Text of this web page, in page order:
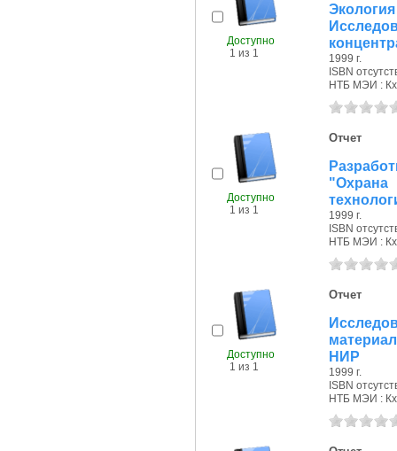
Доступно
1 из 1
1999 г.
ISBN
НТБ МЭИ : Кх
Доступно
1 из 1
Отчет
1999 г.
ISBN
НТБ МЭИ : Кх
Доступно
1 из 1
Отчет
НИР
1999 г.
ISBN
НТБ МЭИ : Кх